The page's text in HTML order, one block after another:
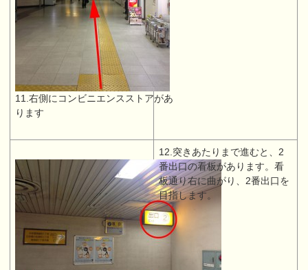
11.右側にコンビニエンスストアがあ
ります
12.突きあたりまで進むと、2
番出口の看板があります。看
板通り右に曲がり、2番出口を
目指します。